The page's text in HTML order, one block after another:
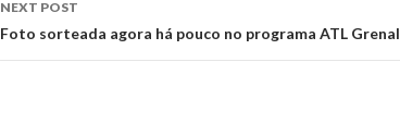
NEXT POST
Foto sorteada agora há pouco no programa ATL Grenal